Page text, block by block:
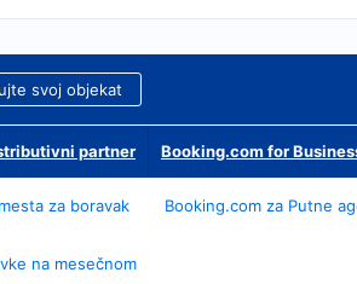
svoj objekat
partner Booking.com for
za boravak
na mesečnom
Booking.com za Putne